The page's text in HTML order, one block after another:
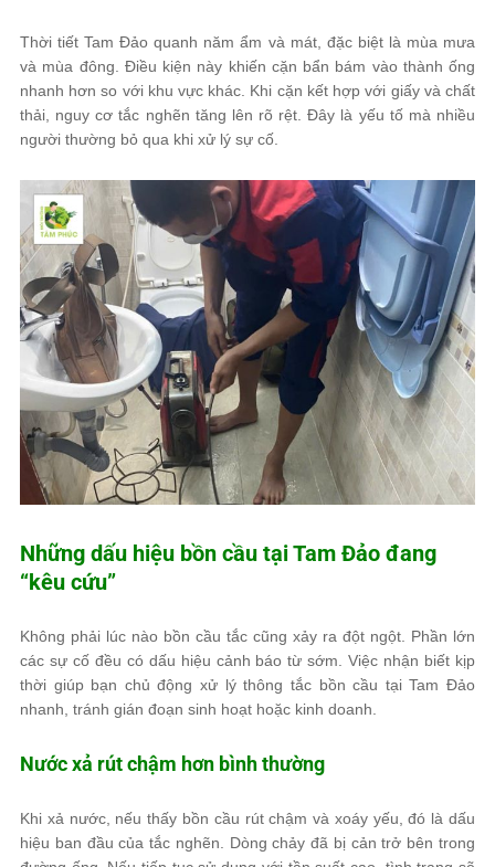
Thời tiết Tam Đảo quanh năm ẩm và mát, đặc biệt là mùa mưa
và mùa đông. Điều kiện này khiến cặn bẩn bám vào thành ống
nhanh hơn so với khu vực khác. Khi cặn kết hợp với giấy và chất
thải, nguy cơ tắc nghẽn tăng lên rõ rệt. Đây là yếu tố mà nhiều
người thường bỏ qua khi xử lý sự cố.
Những dấu hiệu bồn cầu tại Tam Đảo đang
“kêu cứu”
Không phải lúc nào bồn cầu tắc cũng xảy ra đột ngột. Phần lớn
các sự cố đều có dấu hiệu cảnh báo từ sớm. Việc nhận biết kịp
thời giúp bạn chủ động xử lý thông tắc bồn cầu tại Tam Đảo
nhanh, tránh gián đoạn sinh hoạt hoặc kinh doanh.
Nước xả rút chậm hơn bình thường
Khi xả nước, nếu thấy bồn cầu rút chậm và xoáy yếu, đó là dấu
hiệu ban đầu của tắc nghẽn. Dòng chảy đã bị cản trở bên trong